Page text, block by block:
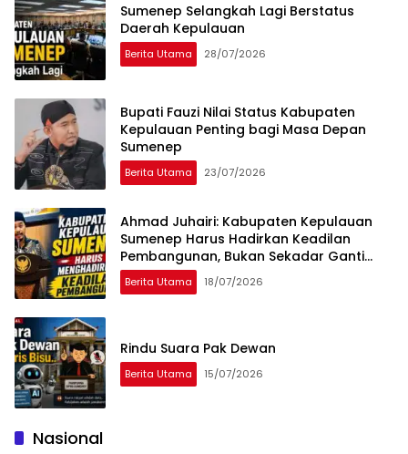
Sumenep Selangkah Lagi Berstatus
Daerah Kepulauan
Berita Utama 28/07/2026
Bupati Fauzi Nilai Status Kabupaten
Kepulauan Penting bagi Masa Depan
Sumenep
Berita Utama 23/07/2026
Ahmad Juhairi: Kabupaten Kepulauan
Sumenep Harus Hadirkan Keadilan
Pembangunan, Bukan Sekadar Ganti
Nama
Berita Utama 18/07/2026
Rindu Suara Pak Dewan
Berita Utama 15/07/2026
Nasional